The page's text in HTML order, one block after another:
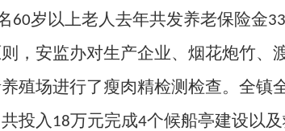
60岁以上老人去年共发养老保险金
，安监办对生产企业、烟花炮竹、
殖场进行了瘦肉精检测检查。全镇
投入 18万元完成4个候船亭建设以